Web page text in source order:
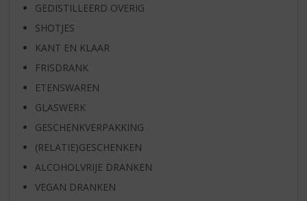
GEDISTILLEERD OVERIG
SHOTJES
KANT EN KLAAR
FRISDRANK
ETENSWAREN
GLASWERK
GESCHENKVERPAKKING
(RELATIE)GESCHENKEN
ALCOHOLVRIJE DRANKEN
VEGAN DRANKEN